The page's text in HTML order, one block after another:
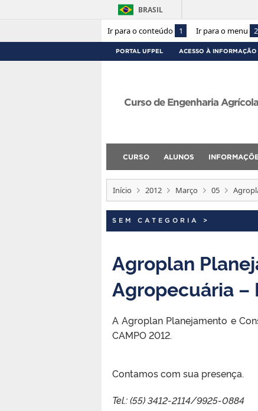
Ir para o conteúdo 1 Ir para o menu 2
BRASIL
PORTAL UFPEL ACESSO À INFORMAÇÃO
Curso de Engenharia Agrícola
CURSO ALUNOS
Início 2012 Março 05
SEM CATEGORIA >
Agroplan
Agropecuária –
A Agroplan Planejamento e
CAMPO 2012.
Contamos com sua presença.
Tel.: (55) 3412-2114/9925-0884